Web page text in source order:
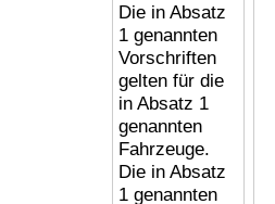
Die in Absatz
1 genannten
Vorschriften
gelten für die
in Absatz 1
genannten
Fahrzeuge.
Die in Absatz
1 genannten